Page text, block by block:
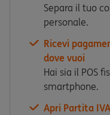
Separa il tuo
personale.
Ricevi
dove vuoi
Hai sia il POS
smartphone.
Apri Partita